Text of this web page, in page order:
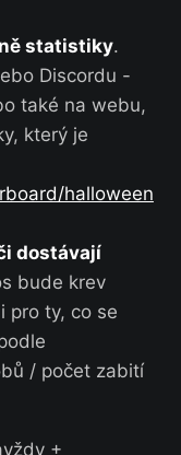
statistiky.
Discordu -
také na webu,
který je
halloween
dostávají
bude krev
pro ty, co se
/ počet zabití
+